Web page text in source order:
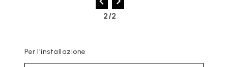
2/2
Per l'installazione